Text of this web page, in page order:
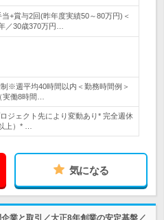
+賞与2回(昨年度実績50～80万円)＜
／30歳370万円…
※週平均40時間以内＜勤務時間例＞
実働8時間…
ェクト先により変動あり* 完全週休
上）* …
気になる
業と取引／大正8年創業の安定基盤／